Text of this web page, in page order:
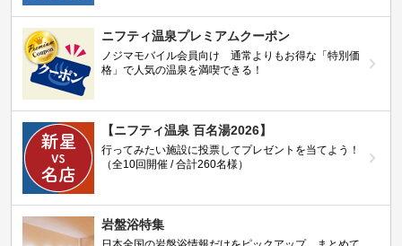
ニフティ温泉プレミアムクーポン
ノジマモバイル会員向け 通常よりもお得な「特別価
格」で人気の温泉を満喫できる！
【ニフティ温泉 百名湯2026】
行ってみたい施設に投票してプレゼントを当てよう！
（全10回開催 / 合計260名様）
岩盤浴特集